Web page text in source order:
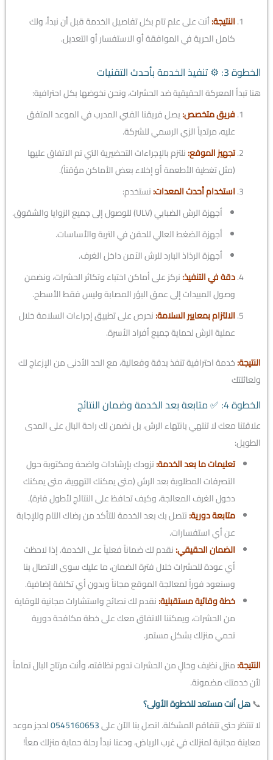
النتيجة:أنت على علم تام بكل تفاصيل الخدمة قبل أن نبدأ، ولك
كامل الحرية في الموافقة أو الاستفسار أو التعديل.
الخطوة 3: ⚙️ تنفيذ الخدمة بأحدث التقنيات
هنا تبدأ المعركة الحقيقية ضد الحشرات، ونحن نخوضها بكل احترافية:
فريق متخصص:يصل فريقنا الفني المدرب في الموعد المتفق
عليه، مرتدياً الزي الرسمي للشركة.
تجهيز الموقع:نلتزم بالإجراءات التحضيرية التي تم الاتفاق عليها
(مثل تغطية الأطعمة أو إخلاء بعض الأماكن مؤقتاً).
استخدام أحدث المعدات:نستخدم:
أجهزة الرش الضبابي (ULV) للوصول إلى جميع الزوايا والشقوق.
أجهزة الضغط العالي للحقن في التربة والأساسات.
أجهزة الرذاذ البارد للرش الآمن داخل الغرف.
دقة في التنفيذ:نركز على أماكن اختباء وتكاثر الحشرات، ونضمن
وصول المبيدات إلى عمق البؤر المصابة وليس فقط الأسطح.
الالتزام بمعايير السلامة:نحرص على تطبيق إجراءات السلامة خلال
عملية الرش لحماية جميع أفراد الأسرة.
النتيجة:خدمة احترافية تنفذ بدقة وفعالية، مع الحد الأدنى من الإزعاج لك
ولعائلتك
الخطوة 4: ✅ متابعة بعد الخدمة وضمان النتائج
علاقتنا معك لا تنتهي بانتهاء الرش، بل نضمن لك راحة البال على المدى
الطويل:
تعليمات ما بعد الخدمة:نزودك بإرشادات واضحة ومكتوبة حول
التصرفات المطلوبة بعد الرش (متى يمكنك التهوية، متى يمكنك
دخول الغرف المعالجة، وكيف تحافظ على النتائج لأطول فترة).
متابعة دورية:نتصل بك بعد الخدمة للتأكد من رضاك التام وللإجابة
عن أي استفسارات.
الضمان الحقيقي:نقدم لك ضماناً فعلياً على الخدمة. إذا لاحظت
أي عودة للحشرات خلال فترة الضمان، ما عليك سوى الاتصال بنا
وسنعود فوراً لمعالجة الموقع مجاناً وبدون أي تكلفة إضافية.
خطة وقائية مستقبلية:نقدم لك نصائح واستشارات مجانية للوقاية
من الحشرات، ويمكننا الاتفاق معك على خطة مكافحة دورية
تحمي منزلك بشكل مستمر.
النتيجة:منزل نظيف وخالٍ من الحشرات تدوم نظافته، وأنت مرتاح البال تماماً
لأن خدمتك مضمونة.
📞هل أنت مستعد للخطوة الأولى؟
لا تنتظر حتى تتفاقم المشكلة. اتصل بنا الآن على0545160653لحجز موعد
معاينة مجانية لمنزلك في غرب الرياض، ودعنا نبدأ رحلة حماية منزلك معاً!